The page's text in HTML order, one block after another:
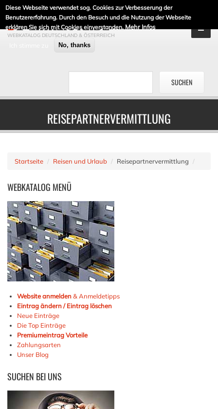
Diese Webseite verwendet sog. Cookies zur Verbesserung der
Benutzererfahrung. Durch den Besuch und die Nutzung der Webseite
erklären Sie sich mit Cookies einverstanden. Mehr Infos
No, thanks
DE-LINKLISTE.DE
WEBKATALOG DEUTSCHLAND & ÖSTERREICH
REISEPARTNERVERMITTLUNG
Startseite Reisen und Urlaub Reisepartnervermittlung
WEBKATALOG MENÜ
Website anmelden& Anmeldetipps
Eintrag ändern / Eintrag löschen
Neue Einträge
Die Top Einträge
Premiumeintrag Vorteile
Zahlungsarten
Unser Blog
SUCHEN BEI UNS